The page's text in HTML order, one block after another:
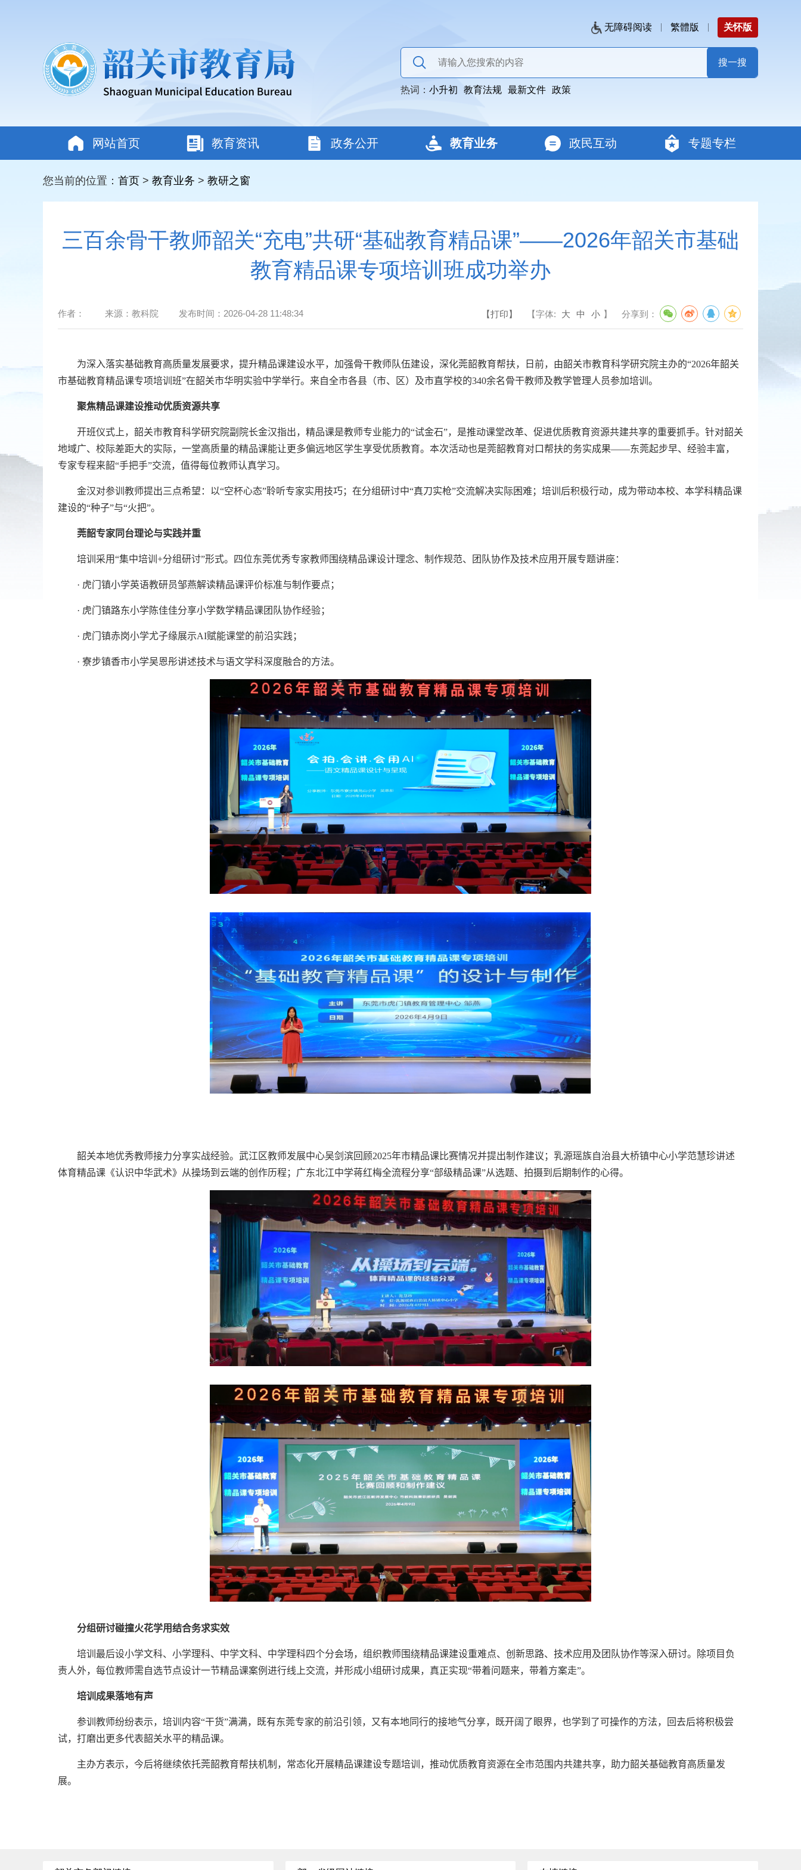
无障碍阅读 繁體版 关怀版
热词： 小升初 教育法规 最新文件 政策
网站首页 教育资讯 政务公开 教育业务 政民互动 专题专栏
您当前的位置： 首页 > 教育业务 > 教研之窗
三百余骨干教师韶关“充电”共研“基础教育精品课”——2026年韶关市基础
教育精品课专项培训班成功举办
作者： 来源： 教科院 发布时间： 2026-04-28 11:48:34 【打印】 【字体: 大 中 小 】 分享到：
为深入落实基础教育高质量发展要求，提升精品课建设水平，加强骨干教师队伍建设，深化莞韶教育帮扶， 日前，由韶关市教育科学研究院主办的“2026年韶关
市基础教育精品课专项培训班”在韶关市华明实验中学举行。来自全市各县（市、区）及市直学校的340余名骨干教师及教学管理人员参加培训。
聚焦精品课建设推动优质资源共享
开班仪式上，韶关市教育科学研究院副院长金汉指出，精品课是教师专业能力的“试金石”，是推动课堂改革、促进优质教育资源共建共享的重要抓手。针对韶关
地域广、校际差距大的实际，一堂高质量的精品课能让更多偏远地区学生享受优质教育。本次活动也是莞韶教育对口帮扶的务实成果——东莞起步早、经验丰富，
专家专程来韶“手把手”交流，值得每位教师认真学习。
金汉对参训教师提出三点希望：以“空杯心态”聆听专家实用技巧；在分组研讨中“真刀实枪”交流解决实际困难；培训后积极行动，成为带动本校、本学科精品课
建设的“种子”与“火把”。
莞韶专家同台理论与实践并重
培训采用“集中培训 +分组研讨”形式。四位东莞优秀专家教师围绕精品课设计理念、制作规范、团队协作及技术应用开展专题讲座：
· 虎门镇小学英语教研员邹燕解读精品课评价标准与制作要点；
· 虎门镇路东小学陈佳佳分享小学数学精品课团队协作经验；
· 虎门镇赤岗小学尤子缘展示AI赋能课堂的前沿实践；
· 寮步镇香市小学吴恩彤讲述技术与语文学科深度融合的方法。
韶关本地优秀教师接力分享实战经验。武江区教师发展中心吴剑滨回顾2025年市精品课比赛情况并提出制作建议；乳源瑶族自治县大桥镇中心小学范慧珍讲述
体育精品课《认识中华武术》从操场到云端的创作历程；广东北江中学蒋红梅全流程分享“部级精品课”从选题、拍摄到后期制作的心得。
分组研讨碰撞火花学用结合务求实效
培训最后设小学文科、小学理科、中学文科、中学理科四个分会场，组织教师围绕精品课建设重难点、创新思路、技术应用及团队协作等深入研讨。除项目负
责人外，每位教师需自选节点设计一节精品课案例进行线上交流，并形成小组研讨成果，真正实现“带着问题来，带着方案走”。
培训成果落地有声
参训教师纷纷表示，培训内容“干货”满满，既有东莞专家的前沿引领，又有本地同行的接地气分享，既开阔了眼界，也学到了可操作的方法，回去后将积极尝
试，打磨出更多代表韶关水平的精品课。
主办方表示，今后将继续依托莞韶教育帮扶机制，常态化开展精品课建设专题培训，推动优质教育资源在全市范围内共建共享，助力韶关基础教育高质量发
展。